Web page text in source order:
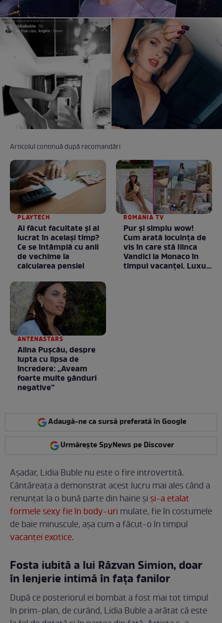
Articolul continuă după recomandări
PLAYTECH
Ai făcut facultate și ai
lucrat în același timp?
Ce se întâmplă cu anii
de vechime la
calcularea pensiei
ROMANIA TV
Pur și simplu wow!
Cum arată locuința de
vis în care stă Ilinca
Vandici la Monaco în
timpul vacanței. Luxul
ANTENASTARS
Alina Pușcău, despre
lupta cu lipsa de
încredere: „Aveam
foarte multe gânduri
negative”
Adaugă-ne ca sursă preferată în Google
Urmărește SpyNews pe Discover
Așadar, Lidia Buble nu este o fire introvertită.
Cântăreața a demonstrat acest lucru mai ales când a
renunțat la o bună parte din haine și și-a etalat
formele sexy fie în body-uri mulate, fie în costumele
de baie minuscule, așa cum a făcut-o în timpul
vacanței exotice.
Fosta iubită a lui Răzvan Simion, doar
în lenjerie intimă în fața fanilor
După ce posteriorul ei bombat a fost mai tot timpul
în prim-plan, de curând, Lidia Buble a arătat că este